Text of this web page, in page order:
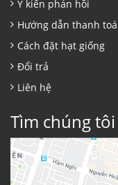
Ý kiến phản hồi
Hướng dẫn thanh
Cách đặt hạt giống
Đổi trả
Liên hệ
Tìm chúng tôi